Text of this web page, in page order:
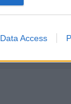
Data Access